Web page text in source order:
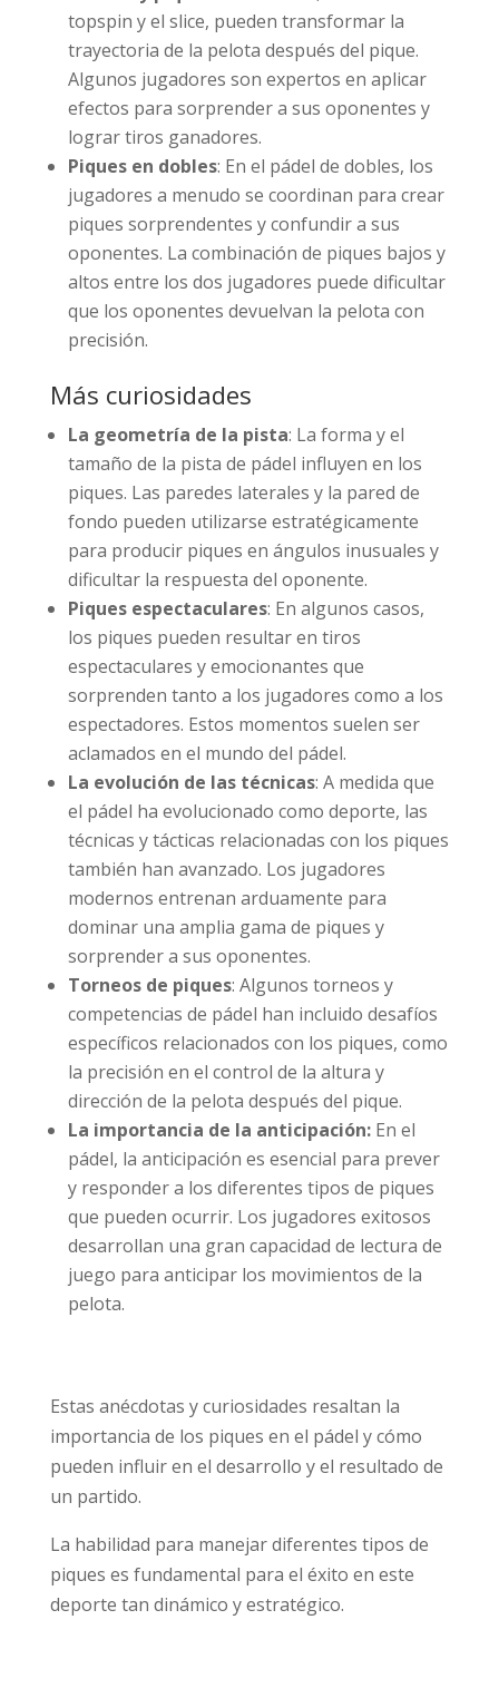
topspin y el slice, pueden transformar la
trayectoria de la pelota después del pique.
Algunos jugadores son expertos en aplicar
efectos para sorprender a sus oponentes y
lograr tiros ganadores.
Piques en dobles: En el pádel de dobles, los
jugadores a menudo se coordinan para crear
piques sorprendentes y confundir a sus
oponentes. La combinación de piques bajos y
altos entre los dos jugadores puede dificultar
que los oponentes devuelvan la pelota con
precisión.
Más curiosidades
La geometría de la pista: La forma y el
tamaño de la pista de pádel influyen en los
piques. Las paredes laterales y la pared de
fondo pueden utilizarse estratégicamente
para producir piques en ángulos inusuales y
dificultar la respuesta del oponente.
Piques espectaculares: En algunos casos,
los piques pueden resultar en tiros
espectaculares y emocionantes que
sorprenden tanto a los jugadores como a los
espectadores. Estos momentos suelen ser
aclamados en el mundo del pádel.
La evolución de las técnicas: A medida que
el pádel ha evolucionado como deporte, las
técnicas y tácticas relacionadas con los piques
también han avanzado. Los jugadores
modernos entrenan arduamente para
dominar una amplia gama de piques y
sorprender a sus oponentes.
Torneos de piques: Algunos torneos y
competencias de pádel han incluido desafíos
específicos relacionados con los piques, como
la precisión en el control de la altura y
dirección de la pelota después del pique.
La importancia de la anticipación:En el
pádel, la anticipación es esencial para prever
y responder a los diferentes tipos de piques
que pueden ocurrir. Los jugadores exitosos
desarrollan una gran capacidad de lectura de
juego para anticipar los movimientos de la
pelota.
Estas anécdotas y curiosidades resaltan la
importancia de los piques en el pádel y cómo
pueden influir en el desarrollo y el resultado de
un partido.
La habilidad para manejar diferentes tipos de
piques es fundamental para el éxito en este
deporte tan dinámico y estratégico.